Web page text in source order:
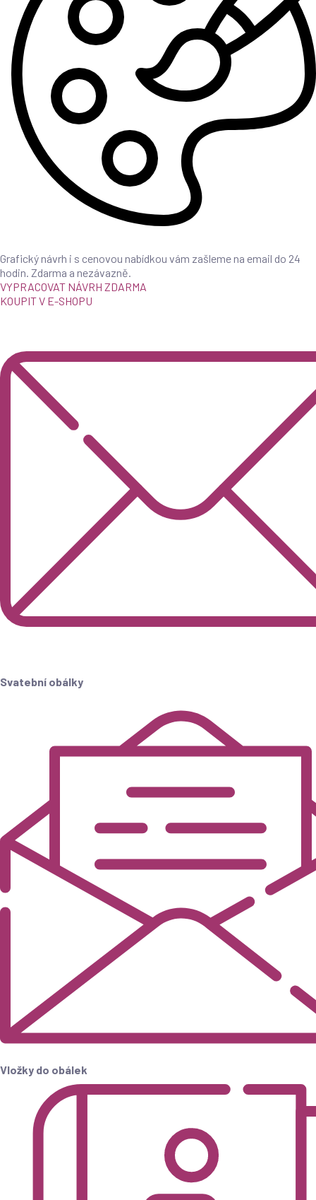
Grafický návrh i s cenovou nabídkou vám zašleme na email do 24
hodin. Zdarma a nezávazně.
VYPRACOVAT NÁVRH ZDARMA
KOUPIT V E-SHOPU
Svatební obálky
Vložky do obálek